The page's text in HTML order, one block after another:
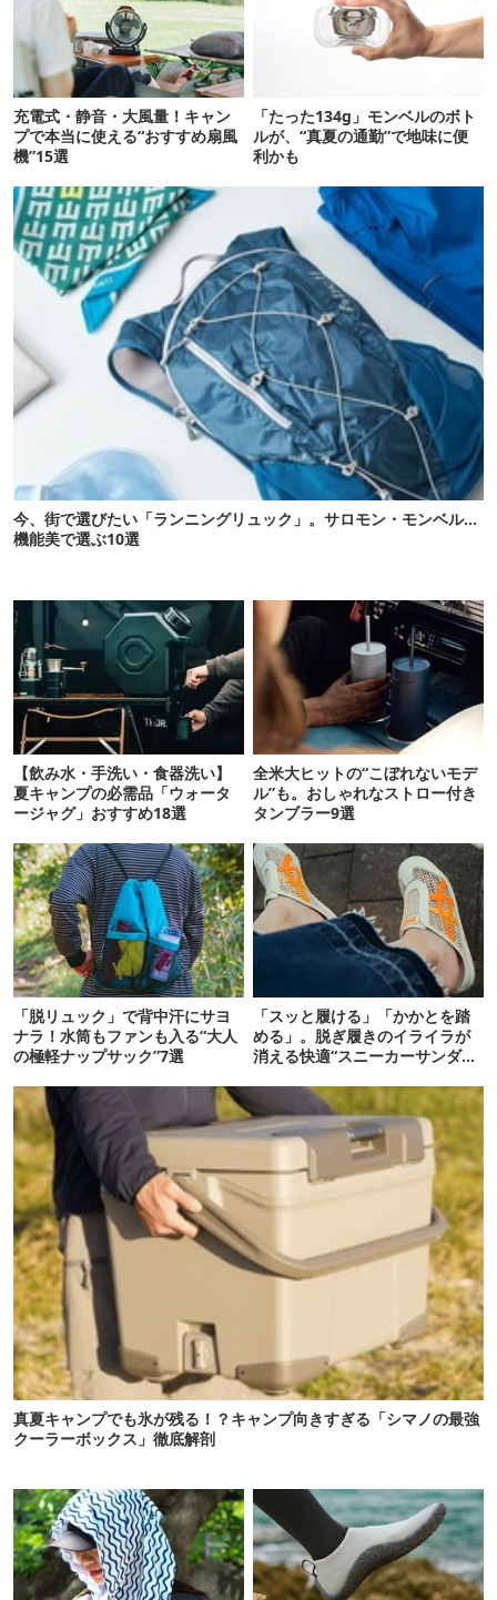
充電式・静音・大風量！キャン
プで本当に使える“おすすめ扇風
機”15選
「たった134g」モンベルのボト
ルが、“真夏の通勤”で地味に便
利かも
今、街で選びたい「ランニングリュック」。サロモン・モンベル…
機能美で選ぶ10選
【飲み水・手洗い・食器洗い】
夏キャンプの必需品「ウォータ
ージャグ」おすすめ18選
全米大ヒットの“こぼれないモデ
ル”も。おしゃれなストロー付き
タンブラー9選
「脱リュック」で背中汗にサヨ
ナラ！水筒もファンも入る“大人
の極軽ナップサック”7選
「スッと履ける」「かかとを踏
める」。脱ぎ履きのイライラが
消える快適“スニーカーサンダ
真夏キャンプでも氷が残る！？キャンプ向きすぎる「シマノの最強
クーラーボックス」徹底解剖